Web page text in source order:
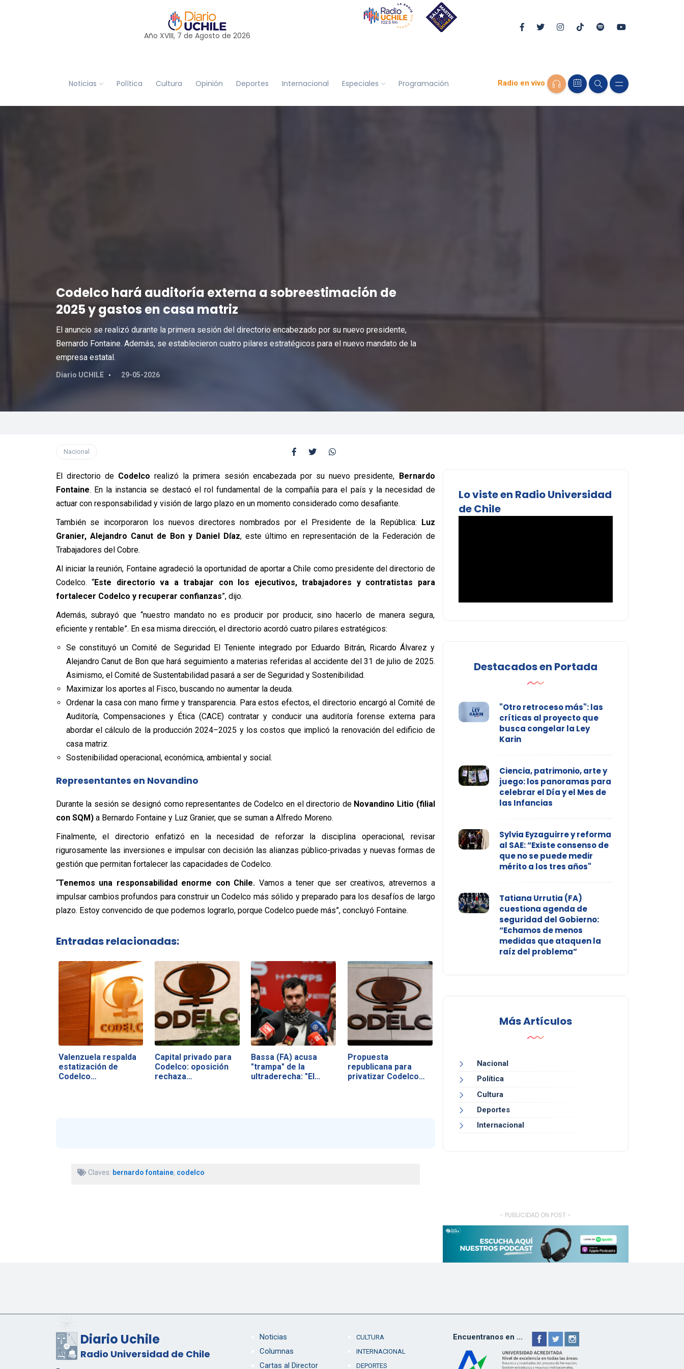
Año XVIII, 7 de Agosto de 2026
Noticias Política Cultura Opinión Deportes Internacional Especiales Programación Radio en vivo
Codelco hará auditoría externa a sobreestimación de
2025 y gastos en casa matriz
El anuncio se realizó durante la primera sesión del directorio encabezado por su nuevo presidente,
Bernardo Fontaine. Además, se establecieron cuatro pilares estratégicos para el nuevo mandato de la
empresa estatal.
Diario UCHILE 29-05-2026
Nacional
El directorio de Codelco realizó la primera sesión encabezada por su nuevo presidente, Bernardo
Fontaine. En la instancia se destacó el rol fundamental de la compañía para el país y la necesidad de
actuar con responsabilidad y visión de largo plazo en un momento considerado como desafiante.
También se incorporaron los nuevos directores nombrados por el Presidente de la República: Luz
Granier, Alejandro Canut de Bon y Daniel Díaz, este último en representación de la Federación de
Trabajadores del Cobre.
Al iniciar la reunión, Fontaine agradeció la oportunidad de aportar a Chile como presidente del directorio de
Codelco. “Este directorio va a trabajar con los ejecutivos, trabajadores y contratistas para
fortalecer Codelco y recuperar confianzas”, dijo.
Además, subrayó que “nuestro mandato no es producir por producir, sino hacerlo de manera segura,
eficiente y rentable”. En esa misma dirección, el directorio acordó cuatro pilares estratégicos:
Se constituyó un Comité de Seguridad El Teniente integrado por Eduardo Bitrán, Ricardo Álvarez y
Alejandro Canut de Bon que hará seguimiento a materias referidas al accidente del 31 de julio de 2025.
Asimismo, el Comité de Sustentabilidad pasará a ser de Seguridad y Sostenibilidad.
Maximizar los aportes al Fisco, buscando no aumentar la deuda.
Ordenar la casa con mano firme y transparencia. Para estos efectos, el directorio encargó al Comité de
Auditoría, Compensaciones y Ética (CACE) contratar y conducir una auditoría forense externa para
abordar el cálculo de la producción 2024–2025 y los costos que implicó la renovación del edificio de
casa matriz.
Sostenibilidad operacional, económica, ambiental y social.
Representantes en Novandino
Durante la sesión se designó como representantes de Codelco en el directorio de Novandino Litio (filial
con SQM)a Bernardo Fontaine y Luz Granier, que se suman a Alfredo Moreno.
Finalmente, el directorio enfatizó en la necesidad de reforzar la disciplina operacional, revisar
rigurosamente las inversiones e impulsar con decisión las alianzas público-privadas y nuevas formas de
gestión que permitan fortalecer las capacidades de Codelco.
“Tenemos una responsabilidad enorme con Chile. Vamos a tener que ser creativos, atrevernos a
impulsar cambios profundos para construir un Codelco más sólido y preparado para los desafíos de largo
plazo. Estoy convencido de que podemos lograrlo, porque Codelco puede más”, concluyó Fontaine.
Entradas relacionadas:
Valenzuela respalda
estatización de
Codelco…
Capital privado para
Codelco: oposición
rechaza…
Bassa (FA) acusa
"trampa" de la
ultraderecha: "El…
Propuesta
republicana para
privatizar Codelco
Claves: bernardo fontaine, codelco
Lo viste en Radio Universidad
de Chile
Destacados en Portada
"Otro retroceso más": las
críticas al proyecto que
busca congelar la Ley
Karin
Ciencia, patrimonio, arte y
juego: los panoramas para
celebrar el Día y el Mes de
las Infancias
Sylvia Eyzaguirre y reforma
al SAE: “Existe consenso de
que no se puede medir
mérito a los tres años"
Tatiana Urrutia (FA)
cuestiona agenda de
seguridad del Gobierno:
“Echamos de menos
medidas que ataquen la
raíz del problema”
Más Artículos
Nacional
Política
Cultura
Deportes
Internacional
- PUBLICIDAD ON POST -
Diario Uchile
Radio Universidad de Chile
Noticias
Columnas
Cartas al Director
CULTURA
INTERNACIONAL
DEPORTES
Encuentranos en ...